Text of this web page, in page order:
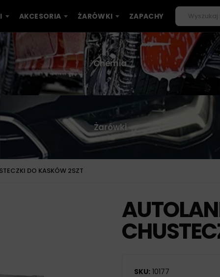
AKCESORIA ŻARÓWKI ZAPACHY
Chemia
Żarówki
DO KASKÓW 2SZT
SKU: 10177